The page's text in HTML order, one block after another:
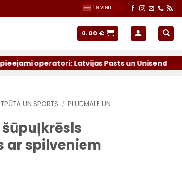
Latvian
0.00 €
Latvijas Pasts un Unisend
UN SPORTS / PLUDMALE UN
ar spilveniem